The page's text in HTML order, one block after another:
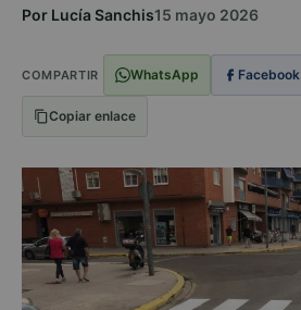
Por Lucía Sanchis15 mayo 2026
COMPARTIR WhatsApp Facebook
Copiar enlace